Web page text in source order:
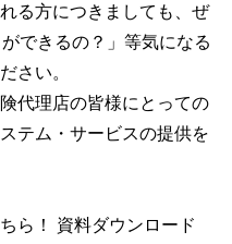
る方につきましても、ぜ
できるの？」等気になる
さい。
代理店の皆様にとっての
テム・サービスの提供を
ら！ 資料ダウンロード